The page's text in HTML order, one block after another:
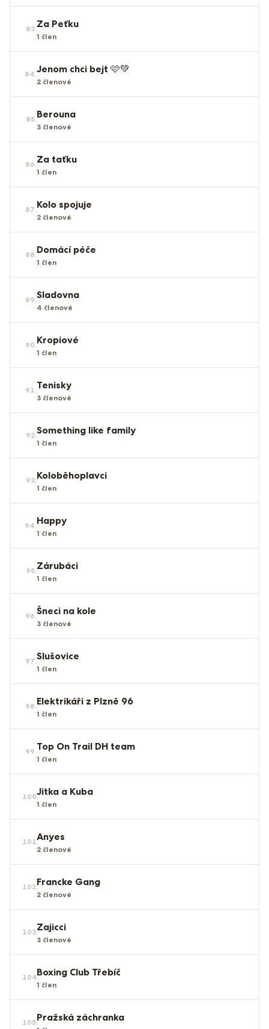
83.Za Peťku
1 člen
84.Jenom chci bejt 🩷💚
2 členové
85.Berouna
3 členové
86.Za taťku
1 člen
87.Kolo spojuje
2 členové
88.Domácí péče
1 člen
89.Sladovna
4 členové
90.Kropiové
1 člen
91.Tenisky
3 členové
92.Something like family
1 člen
93.Koloběhoplavci
1 člen
94.Happy
1 člen
95.Zárubáci
1 člen
96.Šneci na kole
3 členové
97.Slušovice
1 člen
98.Elektrikáři z Plzně 96
1 člen
99.Top On Trail DH team
1 člen
100.Jitka a Kuba
1 člen
101.Anyes
2 členové
102.Francke Gang
2 členové
103.Zajicci
3 členové
104.Boxing Club Třebíč
1 člen
105.Pražská záchranka